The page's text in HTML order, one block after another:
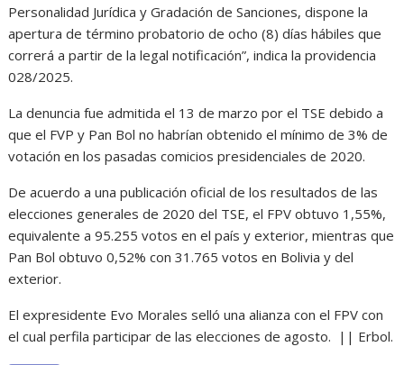
Personalidad Jurídica y Gradación de Sanciones, dispone la
apertura de término probatorio de ocho (8) días hábiles que
correrá a partir de la legal notificación”, indica la providencia
028/2025.
La denuncia fue admitida el 13 de marzo por el TSE debido a
que el FVP y Pan Bol no habrían obtenido el mínimo de 3% de
votación en los pasadas comicios presidenciales de 2020.
De acuerdo a una publicación oficial de los resultados de las
elecciones generales de 2020 del TSE, el FPV obtuvo 1,55%,
equivalente a 95.255 votos en el país y exterior, mientras que
Pan Bol obtuvo 0,52% con 31.765 votos en Bolivia y del
exterior.
El expresidente Evo Morales selló una alianza con el FPV con
el cual perfila participar de las elecciones de agosto. || Erbol.